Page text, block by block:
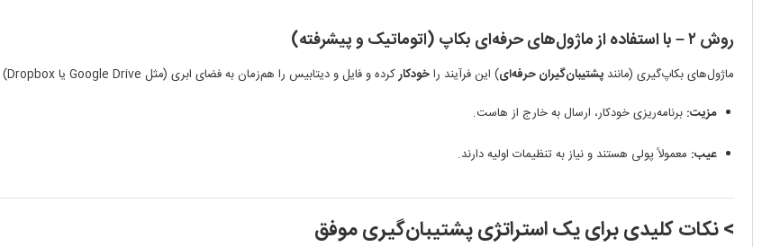
روش ۲ – با استفاده از ماژول‌های حرفه‌ای بکاپ (اتوماتیک و پیشرفته)
ماژول‌های بکاپ‌گیری (مانند پشتیبان‌گیران حرفه‌ای) این فرآیند راخودکارکرده و فایل و دیتابیس را هم‌زمان به فضای ابری (مثل Google Drive یا Dropbox) منتقل می‌کنند.
مزیت: برنامه‌ریزی خودکار، ارسال به خارج از هاست.
عیب: معمولاً پولی هستند و نیاز به تنظیمات اولیه دارند.
> نکات کلیدی برای یک استراتژی پشتیبان‌گیری موفق